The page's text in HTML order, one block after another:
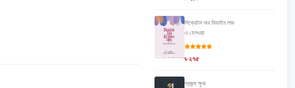
সিক্রেটস অব ডিভাইন লাভ
এ হেলওয়া
৳ ২৭৫
প্রজন্ম ক্ষুধা